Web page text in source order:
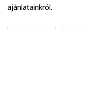
ajánlatainkról.